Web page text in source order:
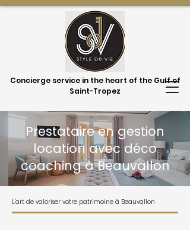
Concierge service in the heart of the Gulf of
Saint-Tropez
Prestataire en gestion
location avec déco
coaching à Beauvallon
L'art de valoriser votre patrimoine à Beauvallon